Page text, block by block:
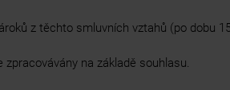
z těchto smluvních vztahů (po dobu
na základě souhlasu.